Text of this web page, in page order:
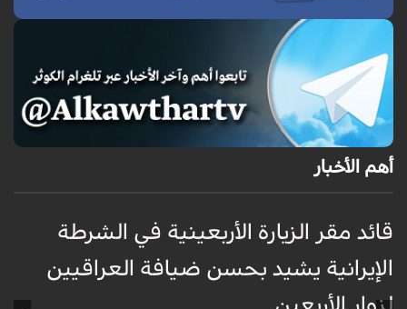
أهم الأخبار
قائد مقر الزيارة الأربعينية في الشرطة
الإيرانية يشيد بحسن ضيافة العراقيين